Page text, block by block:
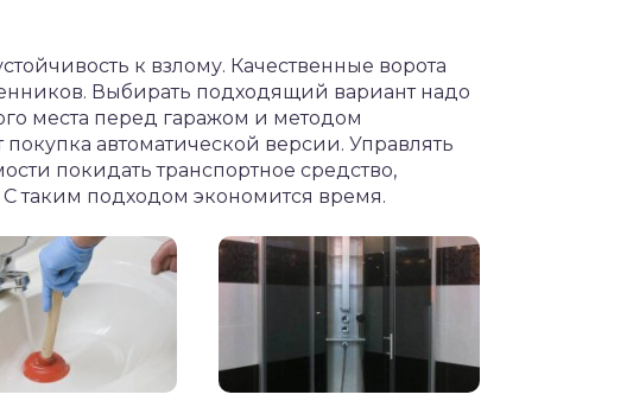
к взлому. Качественные ворота
Выбирать подходящий вариант надо
места перед гаражом и методом
автоматической версии. Управлять
покидать транспортное средство,
С таким подходом экономится время.